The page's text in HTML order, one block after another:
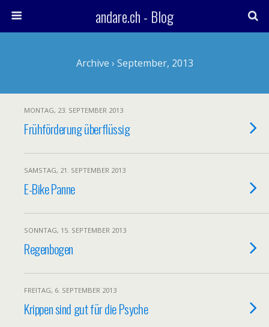
andare.ch - Blog
Archive › September, 2013
MONTAG, 23. SEPTEMBER 2013
Frühförderung überflüssig
SAMSTAG, 21. SEPTEMBER 2013
E-Bike Panne
SONNTAG, 15. SEPTEMBER 2013
Regenbogen
FREITAG, 6. SEPTEMBER 2013
Krippen sind gut für die Psyche